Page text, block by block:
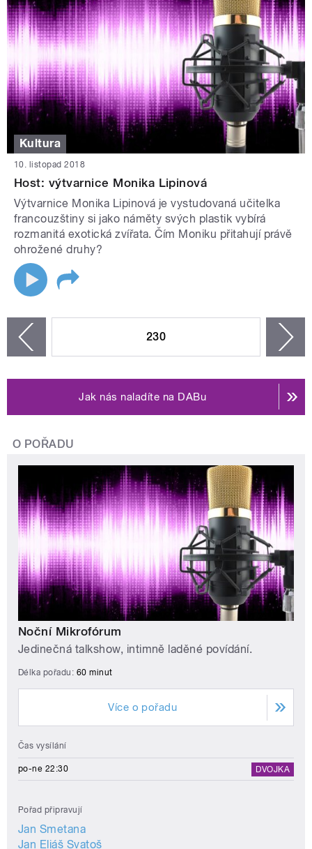
Kultura
10. listopad 2018
Host: výtvarnice Monika Lipinová
Výtvarnice Monika Lipinová je vystudovaná učitelka
francouzštiny si jako náměty svých plastik vybírá
rozmanitá exotická zvířata. Čím Moniku přitahují právě
ohrožené druhy?
230
Jak nás naladíte na DABu
O POŘADU
Noční Mikrofórum
Jedinečná talkshow, intimně laděné povídání.
Délka pořadu: 60 minut
Více o pořadu
Čas vysílání
po-ne 22:30 DVOJKA
Pořad připravují
Jan Smetana
Jan Eliáš Svatoš